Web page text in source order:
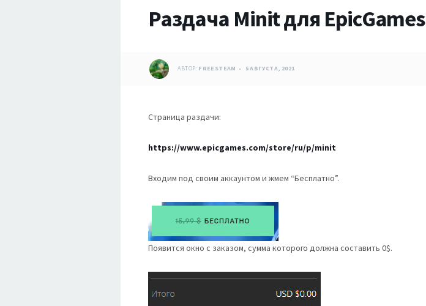
Раздача Minit для EpicGames
АВТОР: FREESTEAM 5 АВГУСТА, 2021
Страница раздачи:
https://www.epicgames.com/store/ru/p/minit
Входим под своим аккаунтом и жмем “Бесплатно”.
Появится окно с заказом, сумма которого должна составить 0$.